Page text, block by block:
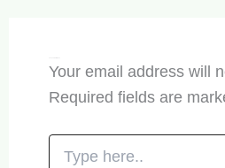
Your email address will
Required fields are
Type
here..